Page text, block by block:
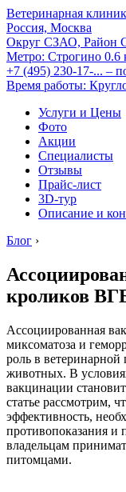
Ветеринарная
Россия, Москва
Округ СЗАО, Район
Метро: Строгино 0.6
+7 (495) 230-17-... –
Время работы:
Услуги и Цены
Фото
Акции
Специалисты
Отзывы
Прайс-лист
3D-тур
Описание и
Блог ›
кроликов
Ассоциированная
миксоматоза и
роль в ветеринарной
животных. В
вакцинации
статье рассмотрим,
эффективность,
противопоказания
владельцам
питомцами.